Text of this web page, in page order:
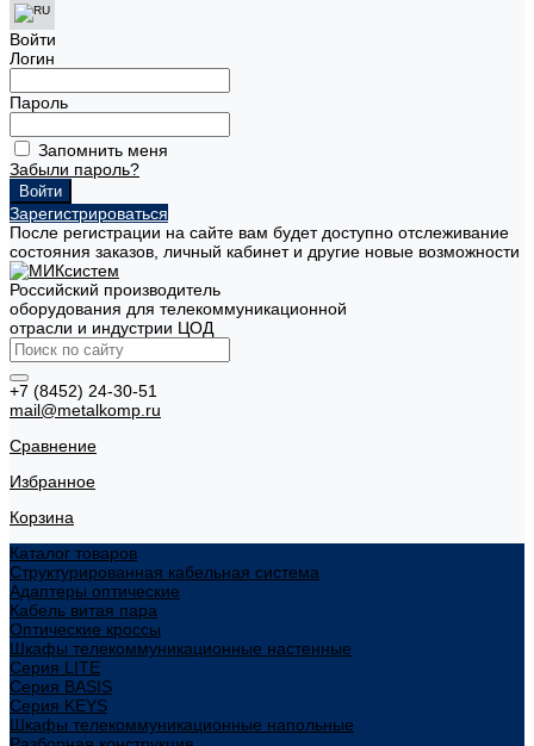
Войти
Логин
Пароль
Запомнить меня
Забыли пароль?
Зарегистрироваться
После регистрации на сайте вам будет доступно отслеживание
состояния заказов, личный кабинет и другие новые возможности
Российский производитель
оборудования для телекоммуникационной
отрасли и индустрии ЦОД
+7 (8452) 24-30-51
mail@metalkomp.ru
Сравнение
Избранное
Корзина
Каталог товаров
Структурированная кабельная система
Адаптеры оптические
Кабель витая пара
Оптические кроссы
Шкафы телекоммуникационные настенные
Cерия LITE
Cерия BASIS
Cерия KEYS
Шкафы телекоммуникационные напольные